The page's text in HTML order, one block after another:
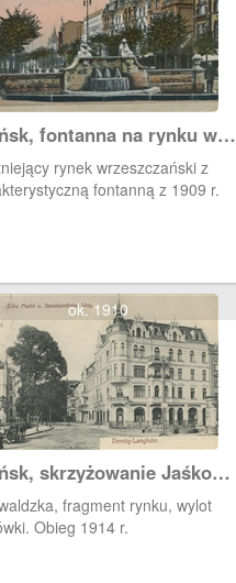
fontanna na rynku we
rynek wrzeszczański z
fontanną z 1909 r.
ok. 1910
skrzyżowanie Jaśkowej
z Grunwaldzką.
fragment rynku, wylot
Obieg 1914 r.